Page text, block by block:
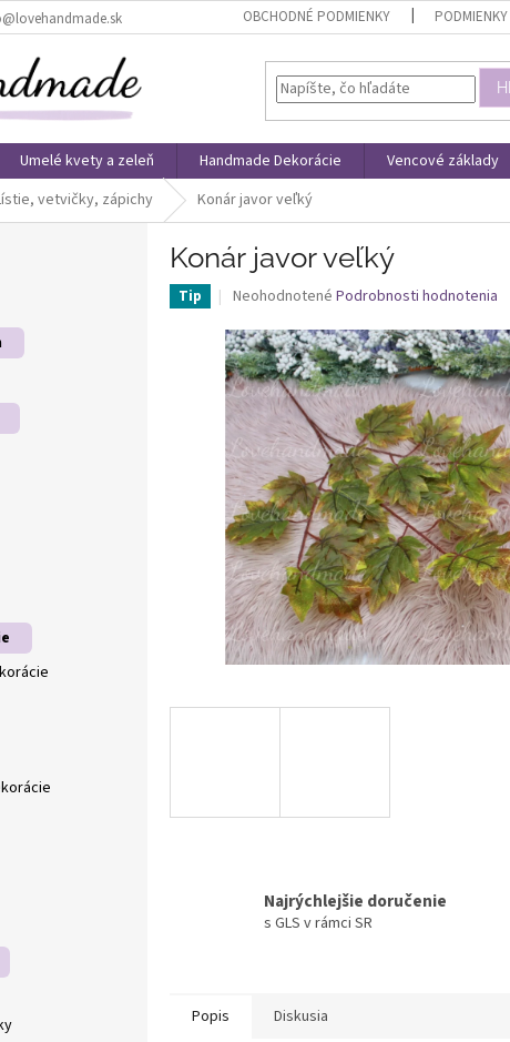
OBCHODNÉ PODMIENKY
Umelé kvety a zeleň Handmade Dekorácie Vencové základy
vetvičky, zápichy Konár javor veľký
Konár javor veľký
Tip
Priemerné
produktu
je
0,0
z
5
hviezdičiek.
Neohodnotené Podrobnosti hodnotenia
Najrýchlejšie doručenie
s GLS v rámci SR
Popis Diskusia